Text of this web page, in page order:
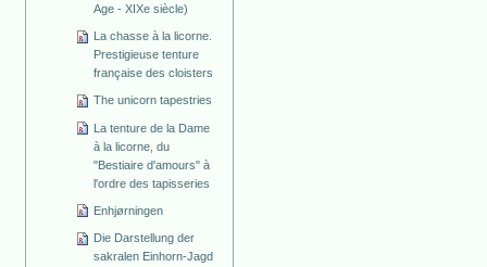
Age - XIXe siècle)
La chasse à la licorne.
Prestigieuse tenture
française des cloisters
The unicorn tapestries
La tenture de la Dame
à la licorne, du
"Bestiaire d'amours" à
l'ordre des tapisseries
Enhjørningen
Die Darstellung der
sakralen Einhorn-Jagd